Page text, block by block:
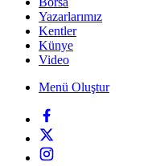
Yazarlarımız
Kentler
Künye
Video
Menü Oluştur